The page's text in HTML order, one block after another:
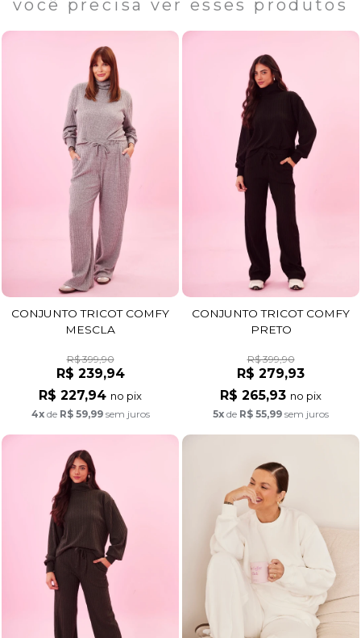
você precisa ver esses produtos
CONJUNTO TRICOT COMFY
MESCLA
R$ 399,90
R$ 239,94
R$ 227,94 no pix
4xde R$ 59,99sem juros
CONJUNTO TRICOT COMFY
PRETO
R$ 399,90
R$ 279,93
R$ 265,93 no pix
5x de R$ 55,99 sem juros